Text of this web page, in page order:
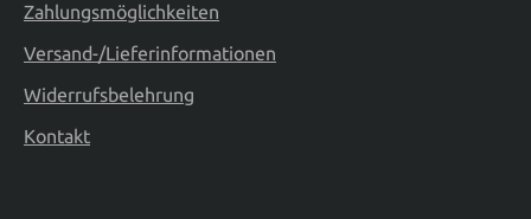
Zahlungsmöglichkeiten
Versand-/Lieferinformationen
Widerrufsbelehrung
Kontakt